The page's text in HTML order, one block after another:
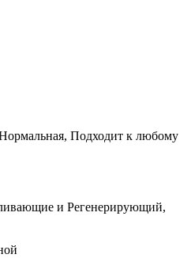
Подходит к любому
и Регенерирующий,